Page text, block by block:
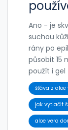
Ano - je
suchou
rány po
působit 15
použít i
šťáva z aloe
jak vytlačit
aloe vera